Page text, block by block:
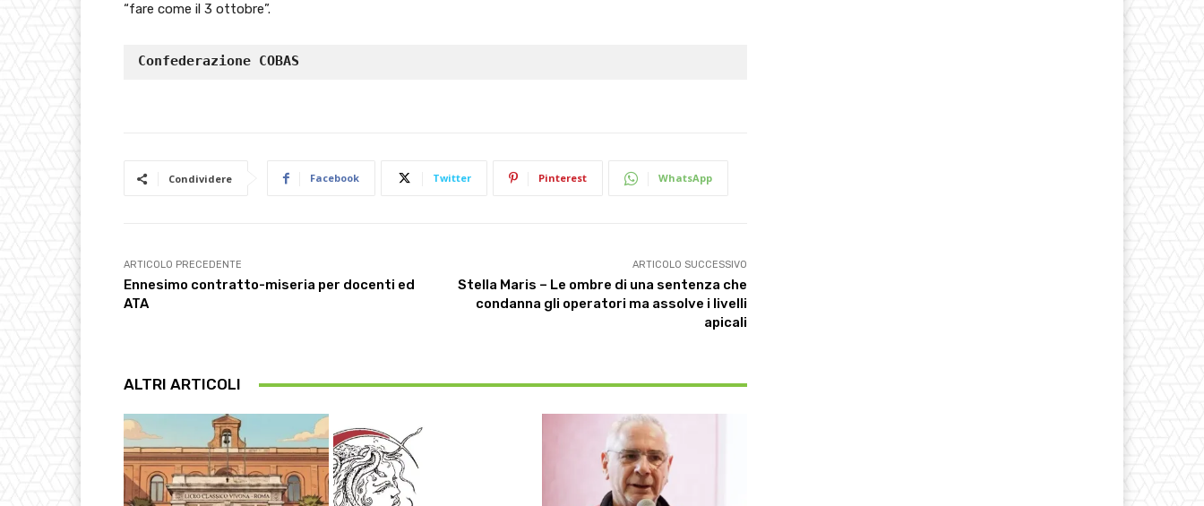
“fare come il 3 ottobre”.
Confederazione COBAS
Condividere Facebook Twitter Pinterest WhatsApp
ARTICOLO PRECEDENTE
Ennesimo contratto-miseria per docenti ed
ATA
ARTICOLO SUCCESSIVO
Stella Maris – Le ombre di una sentenza che
condanna gli operatori ma assolve i livelli
apicali
ALTRI ARTICOLI